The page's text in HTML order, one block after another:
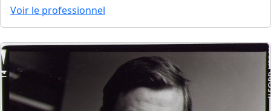
Voir le professionnel